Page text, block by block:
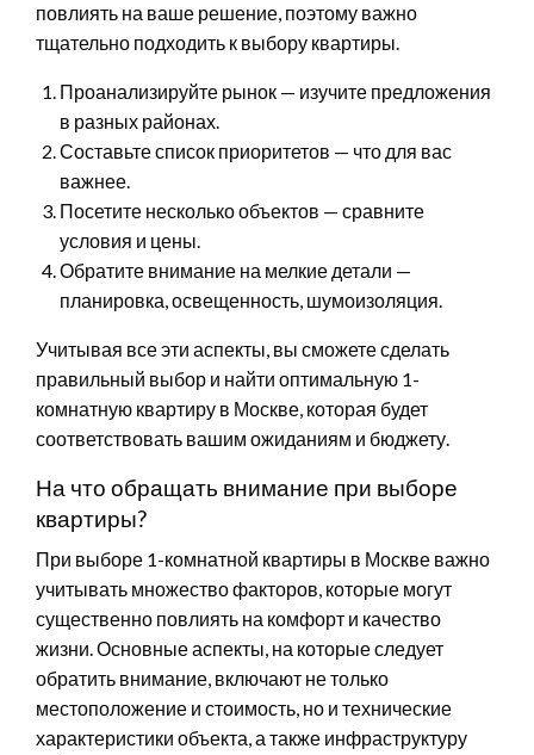
повлиять на ваше решение, поэтому важно
тщательно подходить к выбору квартиры.
Проанализируйте рынок — изучите предложения
в разных районах.
Составьте список приоритетов — что для вас
важнее.
Посетите несколько объектов — сравните
условия и цены.
Обратите внимание на мелкие детали —
планировка, освещенность, шумоизоляция.
Учитывая все эти аспекты, вы сможете сделать
правильный выбор и найти оптимальную 1-
комнатную квартиру в Москве, которая будет
соответствовать вашим ожиданиям и бюджету.
На что обращать внимание при выборе
квартиры?
При выборе 1-комнатной квартиры в Москве важно
учитывать множество факторов, которые могут
существенно повлиять на комфорт и качество
жизни. Основные аспекты, на которые следует
обратить внимание, включают не только
местоположение и стоимость, но и технические
характеристики объекта, а также инфраструктуру